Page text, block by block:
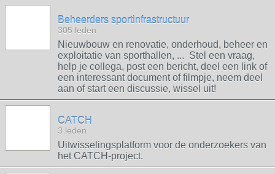
Beheerders sportinfrastructuur
305 leden
Nieuwbouw en renovatie, onderhoud, beheer en
exploitatie van sporthallen, ... Stel een vraag,
help je collega, post een bericht, deel een link of
een interessant document of filmpje, neem deel
aan of start een discussie, wissel uit!
CATCH
3 leden
Uitwisselingsplatform voor de onderzoekers van
het CATCH-project.